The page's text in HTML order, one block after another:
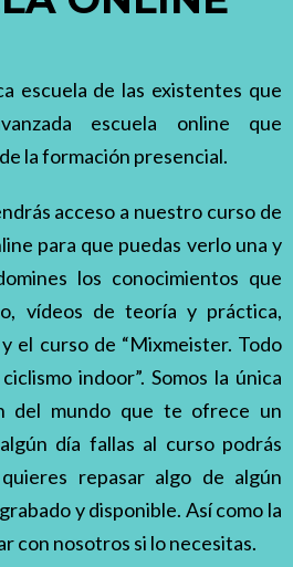
escuela de las existentes que
escuela online que
la formación presencial.
acceso a nuestro curso de
para que puedas verlo una y
los conocimientos que
vídeos de teoría y práctica,
el curso de “Mixmeister. Todo
indoor”. Somos la única
del mundo que te ofrece un
día fallas al curso podrás
repasar algo de algún
y disponible. Así como la
con nosotros si lo necesitas.